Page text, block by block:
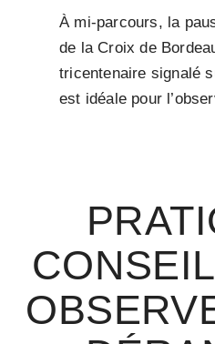
À mi-parcours, la
de la Croix de
tricentenaire signalé
est idéale pour